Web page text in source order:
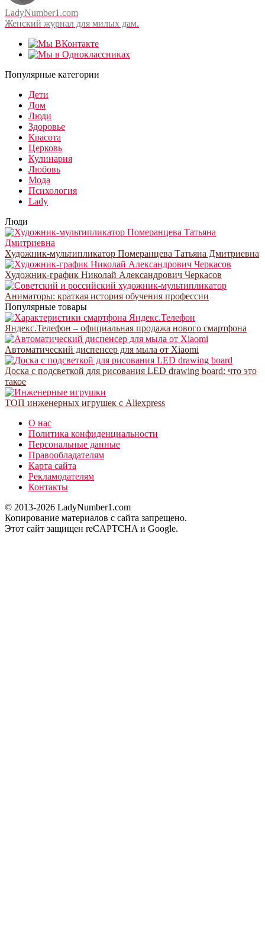
LadyNumber1.com
Женский журнал для милых дам.
Популярные категории
Дети
Дом
Люди
Здоровье
Красота
Церковь
Кулинария
Любовь
Мода
Психология
Lady
Люди
Художник-мультипликатор Померанцева Татьяна Дмитриевна
Художник-график Николай Александрович Черкасов
Аниматоры: краткая история обучения профессии
Популярные товары
Яндекс.Телефон – официальная продажа нового смартфона
Автоматический диспенсер для мыла от Xiaomi
Доска с подсветкой для рисования LED drawing board: что это
такое
ТОП инженерных игрушек с Aliexpress
О нас
Политика конфиденциальности
Персональные данные
Правообладателям
Карта сайта
Рекламодателям
Контакты
© 2013-2026 LadyNumber1.com
Копирование материалов c сайта запрещено.
Этот сайт защищен reCAPTCHA и Google.